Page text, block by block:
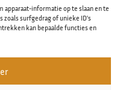
apparaat-informatie op te slaan en te
zoals surfgedrag of unieke ID's
kan bepaalde functies en